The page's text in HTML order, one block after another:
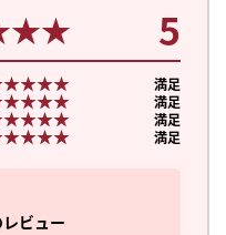
ビュー
5
満足
満足
満足
満足